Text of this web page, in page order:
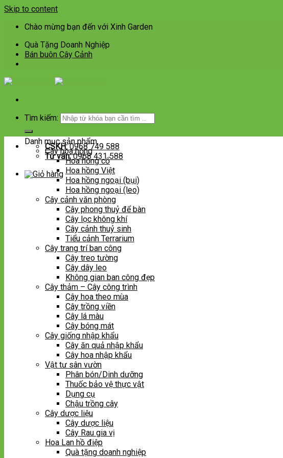
Skip to content
Chào mừng bạn đến với Xinh Garden
Quà Tặng Doanh Nghiệp
Bán buôn Cây Cảnh
Tìm kiếm:
CSKH:0968 749 588
Tư vấn:0968 431 588
Danh mục sản phẩm
Cây hoa hồng
Hoa hồng cổ
Hoa hồng Việt
Hoa hồng ngoại (bụi)
Hoa hồng ngoại (leo)
Cây cảnh văn phòng
Cây phong thuỷ để bàn
Cây lọc không khí
Cây cảnh thuỷ sinh
Tiểu cảnh Terrarium
Cây trang trí ban công
Cây treo tường
Cây dây leo
Không gian ban công đẹp
Cây thảm – Cây công trình
Cây hoa theo mùa
Cây trồng viền
Cây lá màu
Cây bóng mát
Cây giống nhập khẩu
Cây ăn quả nhập khẩu
Cây hoa nhập khẩu
Vật tư sân vườn
Phân bón/Dinh dưỡng
Thuốc bảo vệ thực vật
Dụng cụ
Chậu trồng cây
Cây dược liệu
Cây dược liệu
Cây Rau gia vị
Hoa Lan hồ điệp
Quà tặng doanh nghiệp